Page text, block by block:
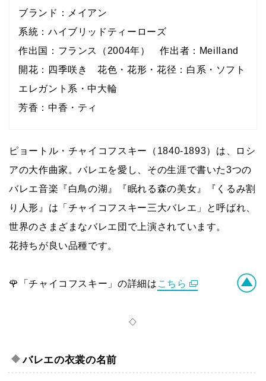
ブランド：メイアン
系統：ハイブリッドティーローズ
作出国：フランス（2004年） 作出者：Meilland
開花：四季咲き 花色・花形・花径：白系・ソフト
エレガント系・中大輪
芳香：中香・ティ
ピョートル・チャイコフスキー（1840-1893）は、ロシ
アの大作曲家。バレエを愛し、その生涯で書いた3つの
バレエ音楽『白鳥の湖』『眠れる森の美女』『くるみ割
り人形』は「チャイコフスキー三大バレエ」と呼ばれ、
世界のさまざまなバレエ団で上演されています。
花持ちが良い品種です。
🌹「チャイコフスキー」の詳細は こちら
◇
バレエの衣裳の名前